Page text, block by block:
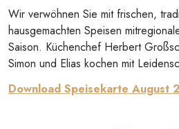
Wir verwöhnen Sie mit frischen,
hausgemachten Speisen
Saison. Küchenchef Herbert
Simon und Elias kochen mit
Download Speisekarte August